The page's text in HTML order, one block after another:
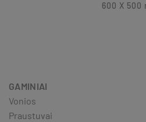
600 X 500
GAMINIAI
Vonios
Praustuvai